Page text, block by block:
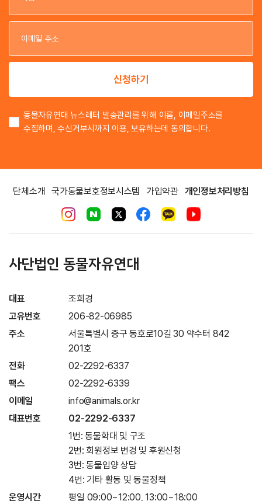
이
이
신청하기
동물자유연대 뉴스레터 발송관리를 위해 이름, 이메일주소를
수집하며, 수신거부시까지 이용, 보유하는데 동의합니다.
단체소개 국가동물보호정보시스템 가입약관 개인정보처리방침
사단법인 동물자유연대
대표
조희경
고유번호
206-82-06985
주소
서울특별시 중구 동호로10길 30 약수터 842
201호
전화
02-2292-6337
팩스
02-2292-6339
이메일
info@animals.or.kr
대표번호
02-2292-6337
1번: 동물학대 및 구조
2번: 회원정보 변경 및 후원신청
3번: 동물입양 상담
4번: 기타 활동 및 동물정책
운영시간
평일 09:00~12:00, 13:00~18:00